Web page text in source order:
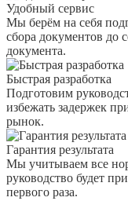
Удобный сервис
Мы берём на себя
сбора документов до
документа.
Быстрая разработка
Подготовим
избежать задержек
рынок.
Гарантия результата
Мы учитываем все
руководство будет
первого раза.